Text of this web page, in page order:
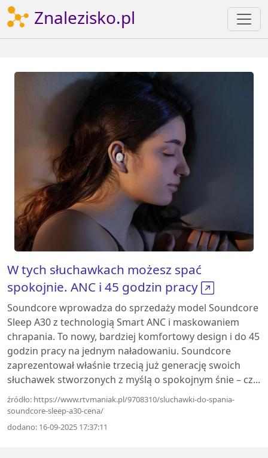
Znalezisko.pl
W tych słuchawkach możesz spać
spokojnie. ANC i 45 godzin pracy
Soundcore wprowadza do sprzedaży model Soundcore
Sleep A30 z technologią Smart ANC i maskowaniem
chrapania. To nowy, bardziej komfortowy design i do 45
godzin pracy na jednym naładowaniu. Soundcore
zaprezentował właśnie trzecią już generację swoich
słuchawek stworzonych z myślą o spokojnym śnie – cz...
źródło: https://www.rtvmaniak.pl/9708310/sluchawki-do-spania-
soundcore-sleep-a30-cena/
dodano: 16-09-2025 17:37:11